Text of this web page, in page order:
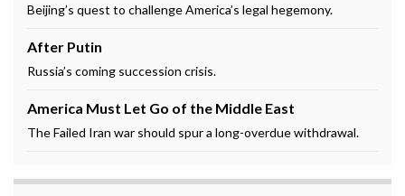
Beijing’s quest to challenge America’s legal hegemony.
After Putin
Russia’s coming succession crisis.
America Must Let Go of the Middle East
The Failed Iran war should spur a long-overdue withdrawal.